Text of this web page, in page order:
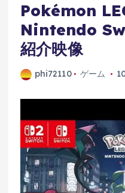
Pokémon
Nintendo
紹介映像
phi72110 ゲーム